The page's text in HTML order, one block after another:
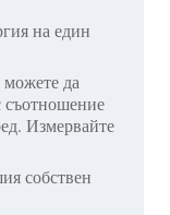
на един
да
съотношение
Измервайте
собствен